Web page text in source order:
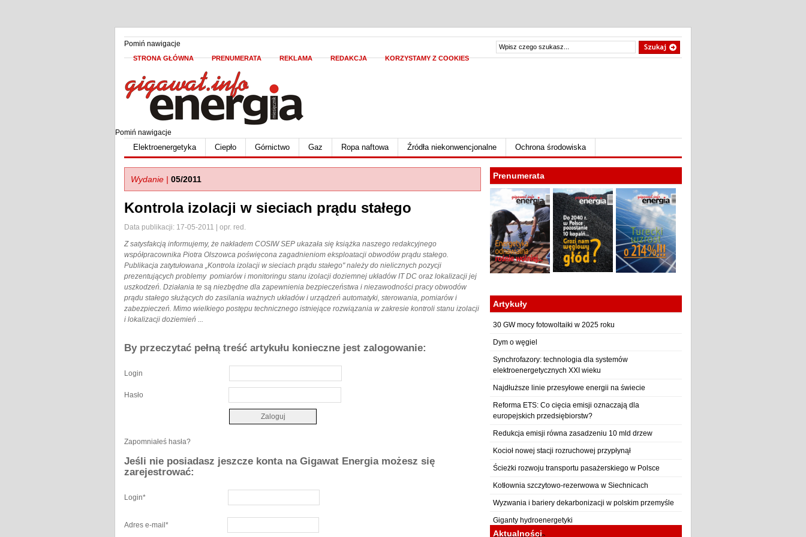
Pomiń nawigacje
STRONA GŁÓWNA PRENUMERATA REKLAMA REDAKCJA KORZYSTAMY Z COOKIES
Pomiń nawigacje
Elektroenergetyka Ciepło Górnictwo Gaz Ropa naftowa Źródła niekonwencjonalne Ochrona środowiska
Wydanie | 05/2011
Kontrola izolacji w sieciach prądu stałego
Data publikacji: 17-05-2011 | opr. red.
Z satysfakcją informujemy, że nakładem COSIW SEP ukazała się książka naszego redakcyjnego
współpracownika Piotra Olszowca poświęcona zagadnieniom eksploatacji obwodów prądu stałego.
Publikacja zatytułowana „Kontrola izolacji w sieciach prądu stałego" należy do nielicznych pozycji
prezentujących problemy pomiarów i monitoringu stanu izolacji doziemnej układów IT DC oraz lokalizacji jej
uszkodzeń. Działania te są niezbędne dla zapewnienia bezpieczeństwa i niezawodności pracy obwodów
prądu stałego służących do zasilania ważnych układów i urządzeń automatyki, sterowania, pomiarów i
zabezpieczeń. Mimo wielkiego postępu technicznego istniejące rozwiązania w zakresie kontroli stanu izolacji
i lokalizacji doziemień ...
By przeczytać pełną treść artykułu konieczne jest zalogowanie:
Login
Hasło
Zapomniałeś hasła?
Jeśli nie posiadasz jeszcze konta na Gigawat Energia możesz się
zarejestrować:
Login*
Adres e-mail *
Prenumerata
Artykuły
30 GW mocy fotowoltaiki w 2025 roku
Dym o węgiel
Synchrofazory: technologia dla systemów
elektroenergetycznych XXI wieku
Najdłuższe linie przesyłowe energii na świecie
Reforma ETS: Co cięcia emisji oznaczają dla
europejskich przedsiębiorstw?
Redukcja emisji równa zasadzeniu 10 mld drzew
Kocioł nowej stacji rozruchowej przypłynął
Ścieżki rozwoju transportu pasażerskiego w Polsce
Kotłownia szczytowo-rezerwowa w Siechnicach
Wyzwania i bariery dekarbonizacji w polskim przemyśle
Giganty hydroenergetyki
Aktualności